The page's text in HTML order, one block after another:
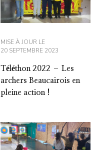
MISE À JOUR LE
20 SEPTEMBRE 2023
Téléthon 2022 – Les
archers Beaucairois en
pleine action !